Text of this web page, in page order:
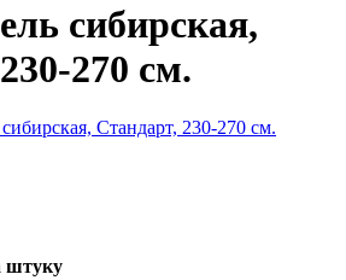
сибирская,
270 см.
штуку